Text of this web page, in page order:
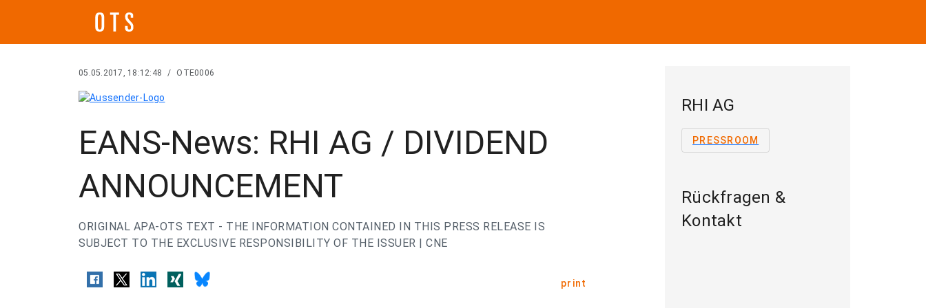
05.05.2017, 18:12:48 / OTE0006
EANS-News: RHI AG / DIVIDEND
ANNOUNCEMENT
ORIGINAL APA-OTS TEXT - THE INFORMATION CONTAINED IN THIS PRESS RELEASE IS
SUBJECT TO THE EXCLUSIVE RESPONSIBILITY OF THE ISSUER | CNE
print
RHI AG
PRESSROOM
Rückfragen &
Kontakt